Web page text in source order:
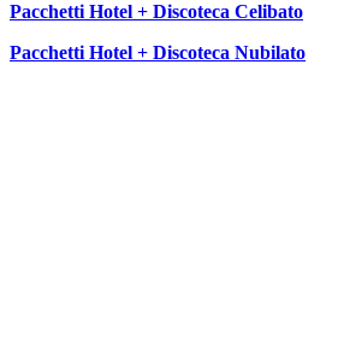
Pacchetti Hotel + Discoteca Celibato
Pacchetti Hotel + Discoteca Nubilato